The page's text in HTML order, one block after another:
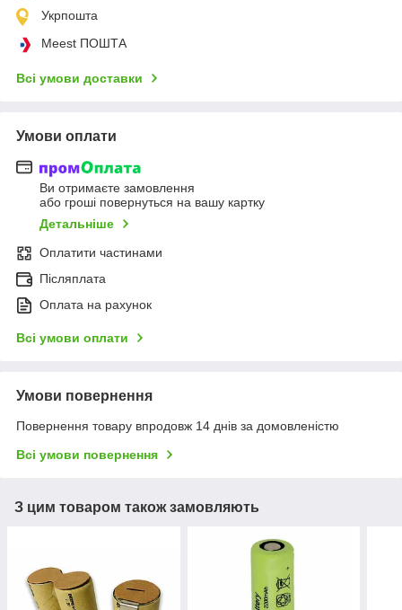
Укрпошта
Meest ПОШТА
Всі умови доставки
Умови оплати
Ви отримаєте замовлення
або гроші повернуться на вашу картку
Детальніше
Оплатити частинами
Післяплата
Оплата на рахунок
Всі умови оплати
Умови повернення
Повернення товару впродовж 14 днів за домовленістю
Всі умови повернення
З цим товаром також замовляють